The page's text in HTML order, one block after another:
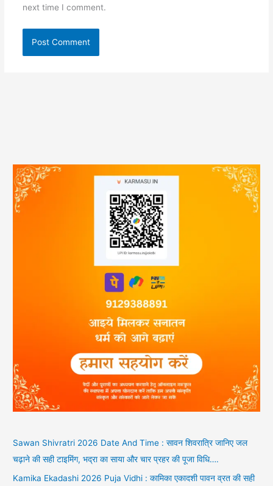
next time I comment.
Sawan Shivratri 2026 Date And Time : सावन शिवरात्रि जानिए जल
चढ़ाने की सही टाइमिंग, भद्रा का साया और चार प्रहर की पूजा विधि….
Kamika Ekadashi 2026 Puja Vidhi : कामिका एकादशी पावन व्रत की सही